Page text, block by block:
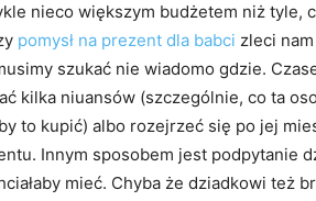
nieco większym budżetem niż tyle,
pomysł na prezent dla babci zleci
szukać nie wiadomo gdzie.
kilka niuansów (szczególnie, co ta
to kupić) albo rozejrzeć się po jej
Innym sposobem jest podpytanie
mieć. Chyba że dziadkowi też